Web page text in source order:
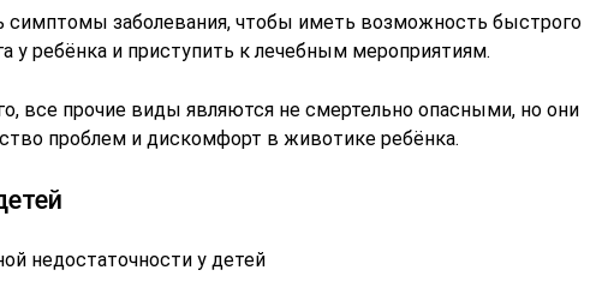
симптомы заболевания, чтобы иметь возможность быстрого
у ребёнка и приступить к лечебным мероприятиям.
все прочие виды являются не смертельно опасными, но они
проблем и дискомфорт в животике ребёнка.
недостаточности у детей